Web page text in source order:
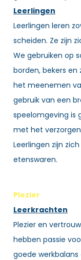
Leerlingen
Leerlingen leren
scheiden. Ze zijn
We gebruiken op
borden, bekers en
het meenemen
gebruik van een
speelomgeving is
met het
Leerlingen zijn
etenswaren.
Plezier
Leerkrachten
Plezier en
hebben passie
goede